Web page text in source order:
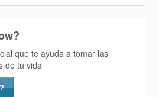
que te ayuda a tomar las
de tu vida